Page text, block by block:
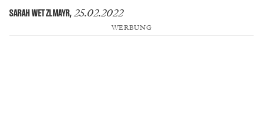
SARAH WETZLMAYR, 25.02.2022
WERBUNG